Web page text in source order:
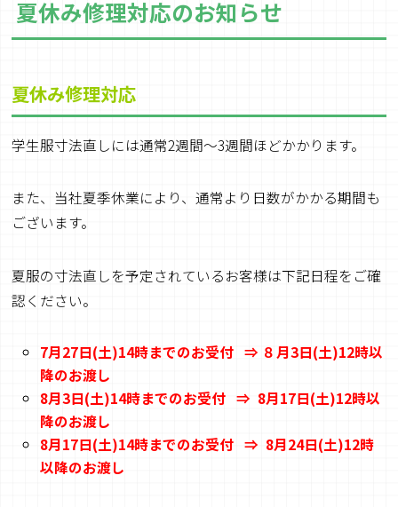
夏休み修理対応のお知らせ
夏休み修理対応
学生服寸法直しには通常2週間～3週間ほどかかります。
また、当社夏季休業により、通常より日数がかかる期間も
ございます。
夏服の寸法直しを予定されているお客様は下記日程をご確
認ください。
7月27日(土)14時までのお受付 ⇒ ８月3日(土)12時以
降のお渡し
8月3日(土)14時までのお受付 ⇒ 8月17日(土)12時以
降のお渡し
8月17日(土)14時までのお受付 ⇒ 8月24日(土)12時
以降のお渡し